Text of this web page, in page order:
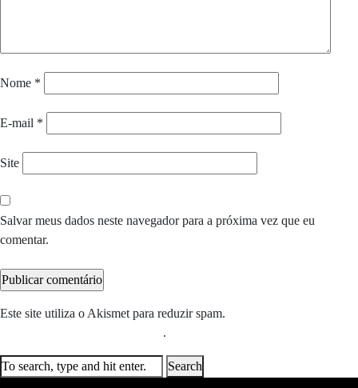
Nome *
E-mail *
Site
Salvar meus dados neste navegador para a próxima vez que eu
comentar.
Este site utiliza o Akismet para reduzir spam.
.
Search